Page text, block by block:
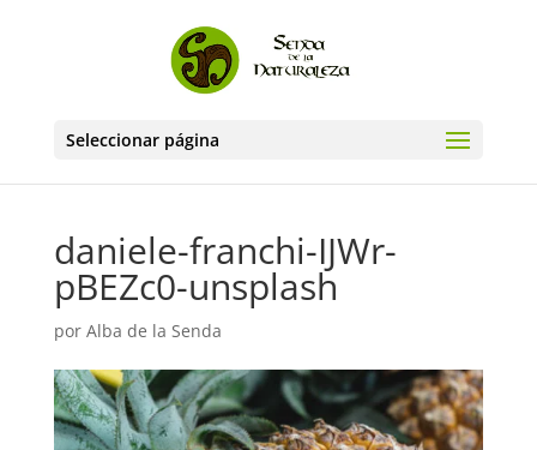
Seleccionar página
daniele-franchi-IJWr-
pBEZc0-unsplash
por Alba de la Senda